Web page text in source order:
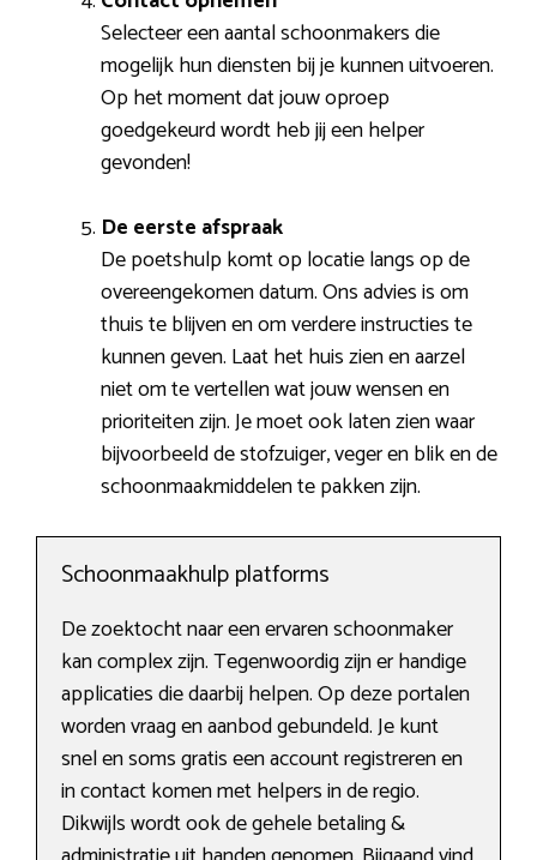
Selecteer een aantal schoonmakers die
mogelijk hun diensten bij je kunnen uitvoeren.
Op het moment dat jouw oproep
goedgekeurd wordt heb jij een helper
gevonden!
De eerste afspraak
De poetshulp komt op locatie langs op de
overeengekomen datum. Ons advies is om
thuis te blijven en om verdere instructies te
kunnen geven. Laat het huis zien en aarzel
niet om te vertellen wat jouw wensen en
prioriteiten zijn. Je moet ook laten zien waar
bijvoorbeeld de stofzuiger, veger en blik en de
schoonmaakmiddelen te pakken zijn.
Schoonmaakhulp platforms
De zoektocht naar een ervaren schoonmaker
kan complex zijn. Tegenwoordig zijn er handige
applicaties die daarbij helpen. Op deze portalen
worden vraag en aanbod gebundeld. Je kunt
snel en soms gratis een account registreren en
in contact komen met helpers in de regio.
Dikwijls wordt ook de gehele betaling &